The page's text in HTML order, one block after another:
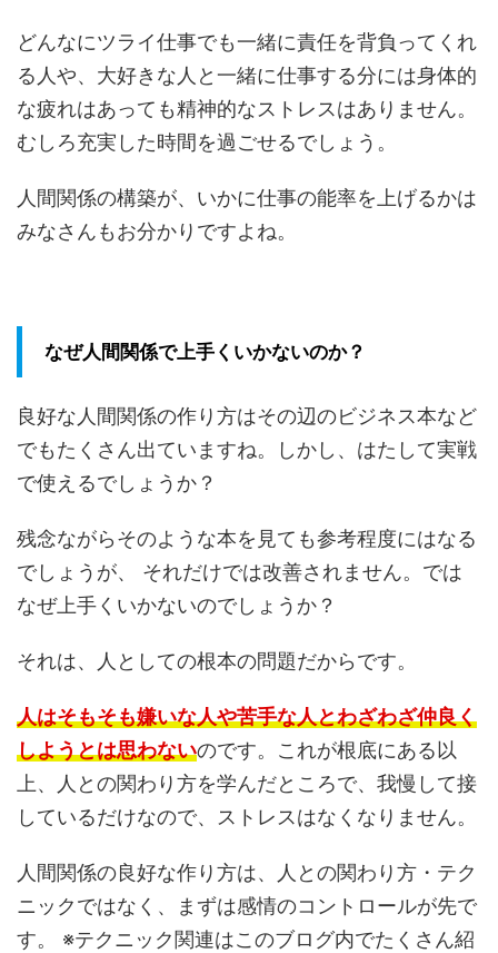
どんなにツライ仕事でも一緒に責任を背負ってくれ
る人や、大好きな人と一緒に仕事する分には身体的
な疲れはあっても精神的なストレスはありません。
むしろ充実した時間を過ごせるでしょう。
人間関係の構築が、いかに仕事の能率を上げるかは
みなさんもお分かりですよね。
なぜ人間関係で上手くいかないのか？
良好な人間関係の作り方はその辺のビジネス本など
でもたくさん出ていますね。しかし、はたして実戦
で使えるでしょうか？
残念ながらそのような本を見ても参考程度にはなる
でしょうが、 それだけでは改善されません。では
なぜ上手くいかないのでしょうか？
それは、人としての根本の問題だからです。
人はそもそも嫌いな人や苦手な人とわざわざ仲良く
しようとは思わないのです。これが根底にある以
上、人との関わり方を学んだところで、我慢して接
しているだけなので、ストレスはなくなりません。
人間関係の良好な作り方は、人との関わり方・テク
ニックではなく、まずは感情のコントロールが先で
す。 ※テクニック関連はこのブログ内でたくさん紹